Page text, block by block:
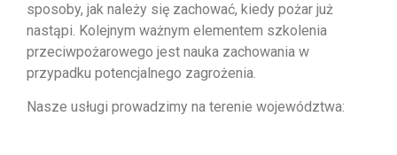
sposoby, jak należy się zachować, kiedy pożar już
nastąpi. Kolejnym ważnym elementem szkolenia
przeciwpożarowego jest nauka zachowania w
przypadku potencjalnego zagrożenia.
Nasze usługi prowadzimy na terenie województwa: